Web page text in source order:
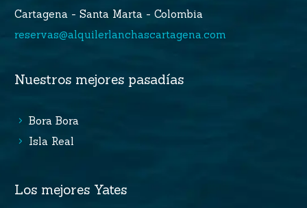
Cartagena - Santa Marta - Colombia
reservas@alquilerlanchascartagena.com
Nuestros mejores pasadías
Bora Bora
Isla Real
Los mejores Yates